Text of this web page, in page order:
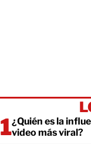
¿Quién es la
video más viral?